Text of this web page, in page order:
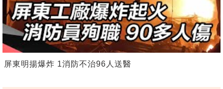
屏東明揚爆炸 1消防不治96人送醫